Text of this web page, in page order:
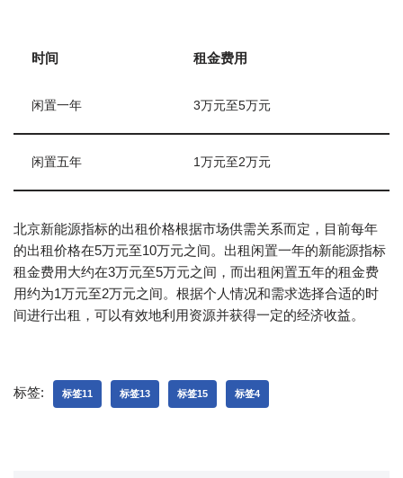
时间 租金费用
闲置一年 3万元至5万元
闲置五年 1万元至2万元
北京新能源指标的出租价格根据市场供需关系而定，目前每年
的出租价格在5万元至10万元之间。出租闲置一年的新能源指标
租金费用大约在3万元至5万元之间，而出租闲置五年的租金费
用约为1万元至2万元之间。根据个人情况和需求选择合适的时
间进行出租，可以有效地利用资源并获得一定的经济收益。
标签: 标签11 标签13 标签15 标签4